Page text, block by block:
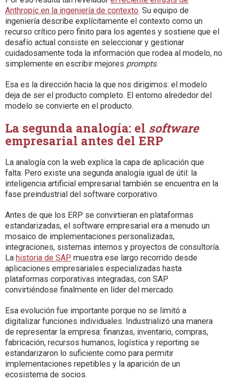
Anthropic en la ingeniería de contexto. Su equipo de
ingeniería describe explícitamente el contexto como un
recurso crítico pero finito para los agentes y sostiene que el
desafío actual consiste en seleccionar y gestionar
cuidadosamente toda la información que rodea al modelo, no
simplemente en escribir mejores prompts.
Esa es la dirección hacia la que nos dirigimos: el modelo
deja de ser el producto completo. El entorno alrededor del
modelo se convierte en el producto.
La segunda analogía: el software
empresarial antes del ERP
La analogía con la web explica la capa de aplicación que
falta. Pero existe una segunda analogía igual de útil: la
inteligencia artificial empresarial también se encuentra en la
fase preindustrial del software corporativo.
Antes de que los ERP se convirtieran en plataformas
estandarizadas, el software empresarial era a menudo un
mosaico de implementaciones personalizadas,
integraciones, sistemas internos y proyectos de consultoría.
La historia de SAP muestra ese largo recorrido desde
aplicaciones empresariales especializadas hasta
plataformas corporativas integradas, con SAP
convirtiéndose finalmente en líder del mercado.
Esa evolución fue importante porque no se limitó a
digitalizar funciones individuales. Industrializó una manera
de representar la empresa: finanzas, inventario, compras,
fabricación, recursos humanos, logística y reporting se
estandarizaron lo suficiente como para permitir
implementaciones repetibles y la aparición de un
ecosistema de socios.